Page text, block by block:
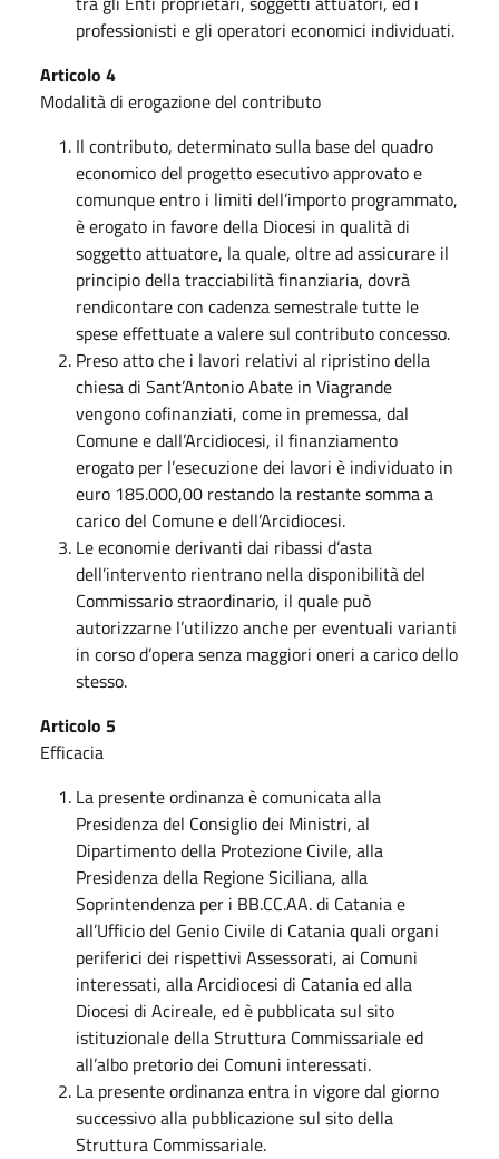
professionisti e gli operatori economici individuati.
Articolo 4
Modalità di erogazione del contributo
Il contributo, determinato sulla base del quadro
economico del progetto esecutivo approvato e
comunque entro i limiti dell’importo programmato,
è erogato in favore della Diocesi in qualità di
soggetto attuatore, la quale, oltre ad assicurare il
principio della tracciabilità finanziaria, dovrà
rendicontare con cadenza semestrale tutte le
spese effettuate a valere sul contributo concesso.
Preso atto che i lavori relativi al ripristino della
chiesa di Sant’Antonio Abate in Viagrande
vengono cofinanziati, come in premessa, dal
Comune e dall’Arcidiocesi, il finanziamento
erogato per l’esecuzione dei lavori è individuato in
euro 185.000,00 restando la restante somma a
carico del Comune e dell’Arcidiocesi.
Le economie derivanti dai ribassi d’asta
dell’intervento rientrano nella disponibilità del
Commissario straordinario, il quale può
autorizzarne l’utilizzo anche per eventuali varianti
in corso d’opera senza maggiori oneri a carico dello
stesso.
Articolo 5
Efficacia
La presente ordinanza è comunicata alla
Presidenza del Consiglio dei Ministri, al
Dipartimento della Protezione Civile, alla
Presidenza della Regione Siciliana, alla
Soprintendenza per i BB.CC.AA. di Catania e
all’Ufficio del Genio Civile di Catania quali organi
periferici dei rispettivi Assessorati, ai Comuni
interessati, alla Arcidiocesi di Catania ed alla
Diocesi di Acireale, ed è pubblicata sul sito
istituzionale della Struttura Commissariale ed
all’albo pretorio dei Comuni interessati.
La presente ordinanza entra in vigore dal giorno
successivo alla pubblicazione sul sito della
Struttura Commissariale.